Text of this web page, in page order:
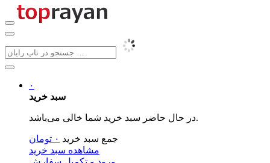
۰
سبد خرید
در حال حاضر سبد خرید شما خالی می‌باشد.
جمع سبد خرید ۰ تومان
مشاهده سبد خرید